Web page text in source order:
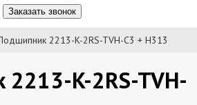
Заказать звонок
2213-K-2RS-TVH-C3 + H313
K-2RS-TVH-